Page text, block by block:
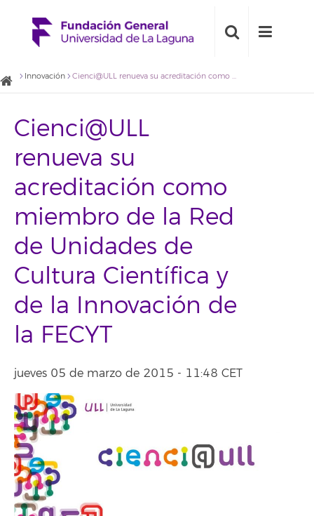
Innovación Cienci@ULL renueva su acreditación como miembro de la Red de Unidades de Cultura Científica y de la Innovación de la FECYT
Cienci@ULL
renueva su
acreditación como
miembro de la Red
de Unidades de
Cultura Científica y
de la Innovación de
la FECYT
jueves 05 de marzo de 2015 - 11:48 CET